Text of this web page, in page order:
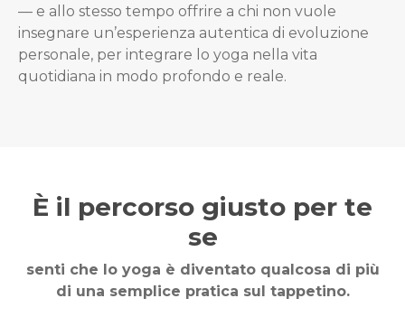
— e allo stesso tempo offrire a chi non vuole
insegnare un’esperienza autentica di evoluzione
personale, per integrare lo yoga nella vita
quotidiana in modo profondo e reale.
È il percorso giusto per te
se
senti che lo yoga è diventato qualcosa di più
di una semplice pratica sul tappetino.